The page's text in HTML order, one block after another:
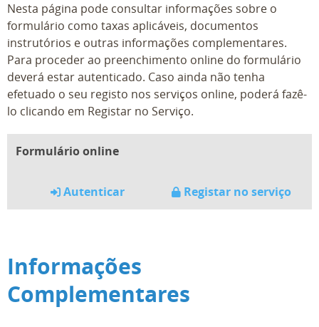
Nesta página pode consultar informações sobre o
formulário como taxas aplicáveis, documentos
instrutórios e outras informações complementares.
Para proceder ao preenchimento online do formulário
deverá estar autenticado. Caso ainda não tenha
efetuado o seu registo nos serviços online, poderá fazê-
lo clicando em Registar no Serviço.
Formulário online
Autenticar Registar no serviço
Informações
Complementares